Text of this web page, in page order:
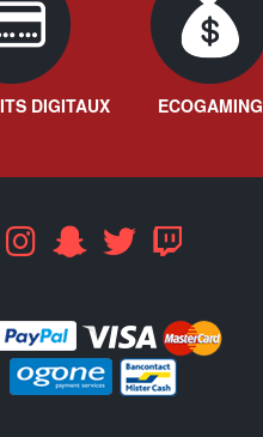
DIGITAUX ECOGAMING